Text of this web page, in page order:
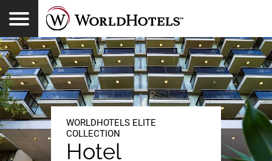
Toggle Navigation
登录
查找酒店
WORLDHOTELS REWARDS
特别优惠
体验
中文
WORLDHOTELS ELITE
COLLECTION
Hotel